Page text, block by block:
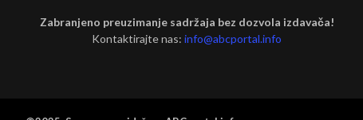
Zabranjeno preuzimanje sadržaja bez dozvola izdavača!
Kontaktirajte nas:info@abcportal.info